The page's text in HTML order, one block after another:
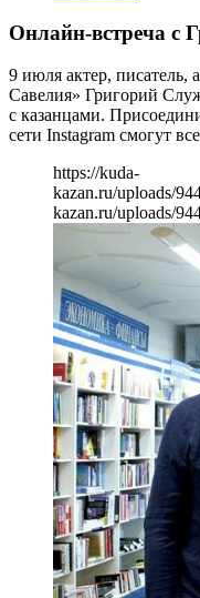
Онлайн-встреча с
9 июля актер, писатель,
Савелия» Григорий
с казанцами.
сети Instagram смогут
https://kuda-
kazan.ru/uploads/
kazan.ru/uploads/